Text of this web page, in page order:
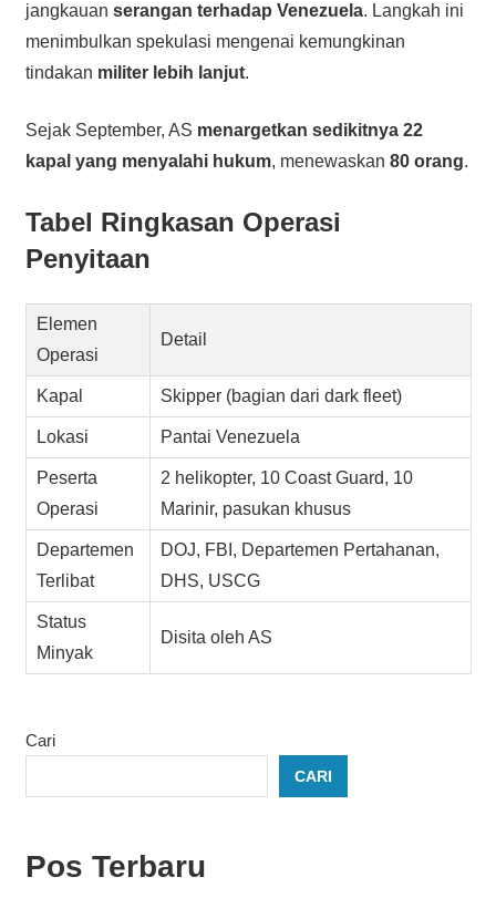
jangkauan serangan terhadap Venezuela. Langkah ini
menimbulkan spekulasi mengenai kemungkinan
tindakan militer lebih lanjut.
Sejak September, AS menargetkan sedikitnya 22
kapal yang menyalahi hukum, menewaskan 80 orang.
Tabel Ringkasan Operasi
Penyitaan
Elemen
Operasi
Detail
Kapal Skipper (bagian dari dark fleet)
Lokasi Pantai Venezuela
Peserta
Operasi
2 helikopter, 10 Coast Guard, 10
Marinir, pasukan khusus
Departemen
Terlibat
DOJ, FBI, Departemen Pertahanan,
DHS, USCG
Status
Minyak
Disita oleh AS
Cari
CARI
Pos Terbaru